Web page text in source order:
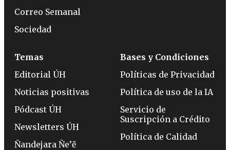
Correo Semanal
Sociedad
Temas
Editorial ÚH
Noticias positivas
Pódcast ÚH
Newsletters ÚH
Ñandejara Ñe’ẽ
Bases y Condiciones
Políticas de Privacidad
Política de uso de la IA
Servicio de
Suscripción a Crédito
Política de Calidad